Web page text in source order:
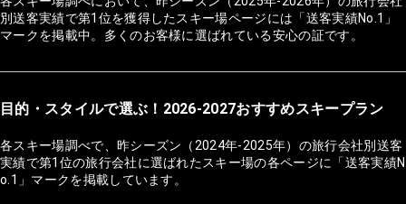
別送客実績で第1位を獲得したスキー場ページには「送客実績No.1」
マークを掲載中。多くのお客様に選ばれている安心の証です。
目的・スタイルで選ぶ！2026-2027おすすめスキープラン
各スキー場調べで、昨シーズン（2024年-2025年）の旅行会社別送客
実績で第1位の旅行会社に選ばれたスキー場の各ページに「送客実績N
o.1」マークを掲載しています。